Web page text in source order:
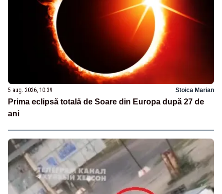
5 aug. 2026, 10:39 Stoica Marian
Prima eclipsă totală de Soare din Europa după 27 de
ani